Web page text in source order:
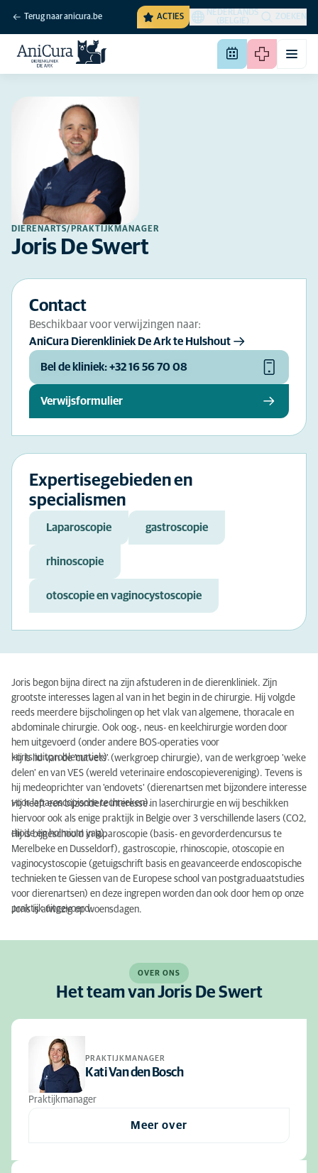
Terug naar anicura.be ACTIES
NEDERLANDS
(BELGIË)
ZOEKEN
DIERENARTS/PRAKTIJKMANAGER
Joris De Swert
Contact
Beschikbaar voor verwijzingen naar:
AniCura Dierenkliniek De Ark te Hulshout
Bel de kliniek: +32 16 56 70 08
Verwijsformulier
Expertisegebieden en
specialismen
Laparoscopie gastroscopie
rhinoscopie
otoscopie en vaginocystoscopie
Joris begon bijna direct na zijn afstuderen in de dierenkliniek. Zijn
grootste interesses lagen al van in het begin in de chirurgie. Hij volgde
reeds meerdere bijscholingen op het vlak van algemene, thoracale en
abdominale chirurgie. Ook oog-­, neus-­ en keelchirurgie worden door
hem uitgevoerd (onder andere BOS-operaties voor
kortsnuitproblematiek).
Hij is lid van de 'cut­vets' (werkgroep chirurgie), van de werkgroep 'weke
delen' en van VES (wereld veterinaire endoscopievereniging). Tevens is
hij medeoprichter van 'endo­vets' (dierenartsen met bijzondere interesse
voor laparoscopische technieken).
Hij heeft een bijzondere interesse in laserchirurgie en wij beschikken
hiervoor ook als enige praktijk in Belgie over 3 verschillende lasers (CO2,
diode en holmium yag).
Hij is bijgeschoold in laparoscopie (basis- en gevorderdencursus te
Merelbeke en Dusseldorf), gastroscopie, rhinoscopie, otoscopie en
vagino­cystoscopie (getuigschrift basis en geavanceerde endoscopische
technieken te Giessen van de Europese school van postgraduaatstudies
voor dierenartsen) en deze ingrepen worden dan ook door hem op onze
praktijk uitgevoerd.
Joris is afwezig op woensdagen.
OVER ONS
Het team van Joris De Swert
PRAKTIJKMANAGER
Kati Van den Bosch
Praktijkmanager
Meer over